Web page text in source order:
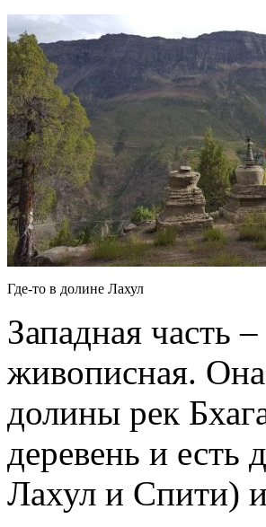
Где-то в долине Лахул
Западная часть
живописная. Она
долины рек
деревень и есть
Лахул и Спити)